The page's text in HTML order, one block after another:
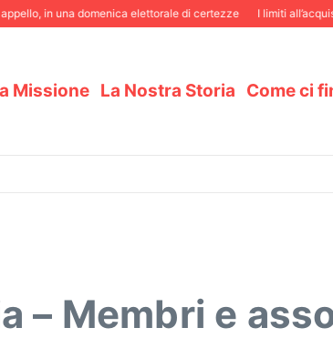
in una domenica elettorale di certezze I limiti all’acquisto di
Missione La Nostra Storia Come ci
– Membri e